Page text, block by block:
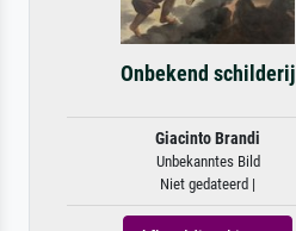
Onbekend schilderij
Giacinto Brandi
Unbekanntes Bild
Niet gedateerd |